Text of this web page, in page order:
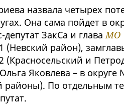
назвала четырех
Она сама пойдет в
депутат ЗакСа и главаМО
(Невский район),
(Красносельский и
Яковлева – в
районы). По отдельным